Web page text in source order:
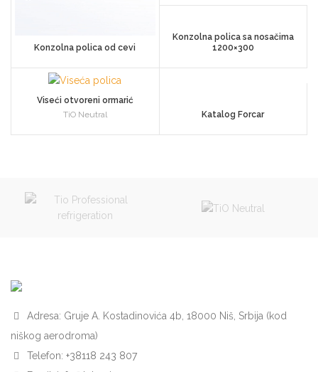
Konzolna polica od cevi
Konzolna polica sa nosačima
1200×300
Viseći otvoreni ormarić
TiO Neutral
Katalog Forcar
Adresa: Gruje A. Kostadinovića 4b, 18000 Niš, Srbija (kod
niškog aerodroma)
Telefon: +38118 243 807